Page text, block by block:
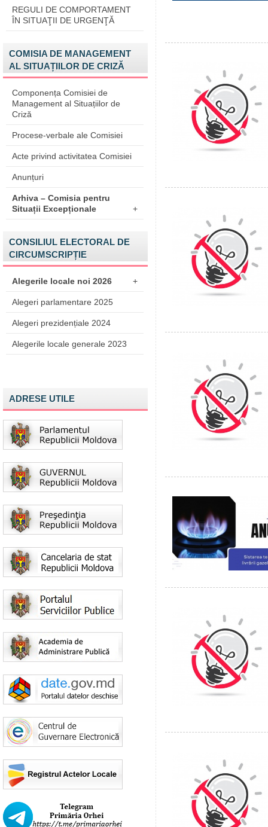
REGULI DE COMPORTAMENT
ÎN SITUAŢII DE URGENŢĂ
COMISIA DE MANAGEMENT
AL SITUAȚIILOR DE CRIZĂ
Componența Comisiei de
Management al Situațiilor de
Criză
Procese-verbale ale Comisiei
Acte privind activitatea Comisiei
Anunțuri
Arhiva – Comisia pentru
Situații Excepționale
+
CONSILIUL ELECTORAL DE
CIRCUMSCRIPȚIE
Alegerile locale noi 2026 +
Alegeri parlamentare 2025
Alegeri prezidențiale 2024
Alegerile locale generale 2023
ADRESE UTILE